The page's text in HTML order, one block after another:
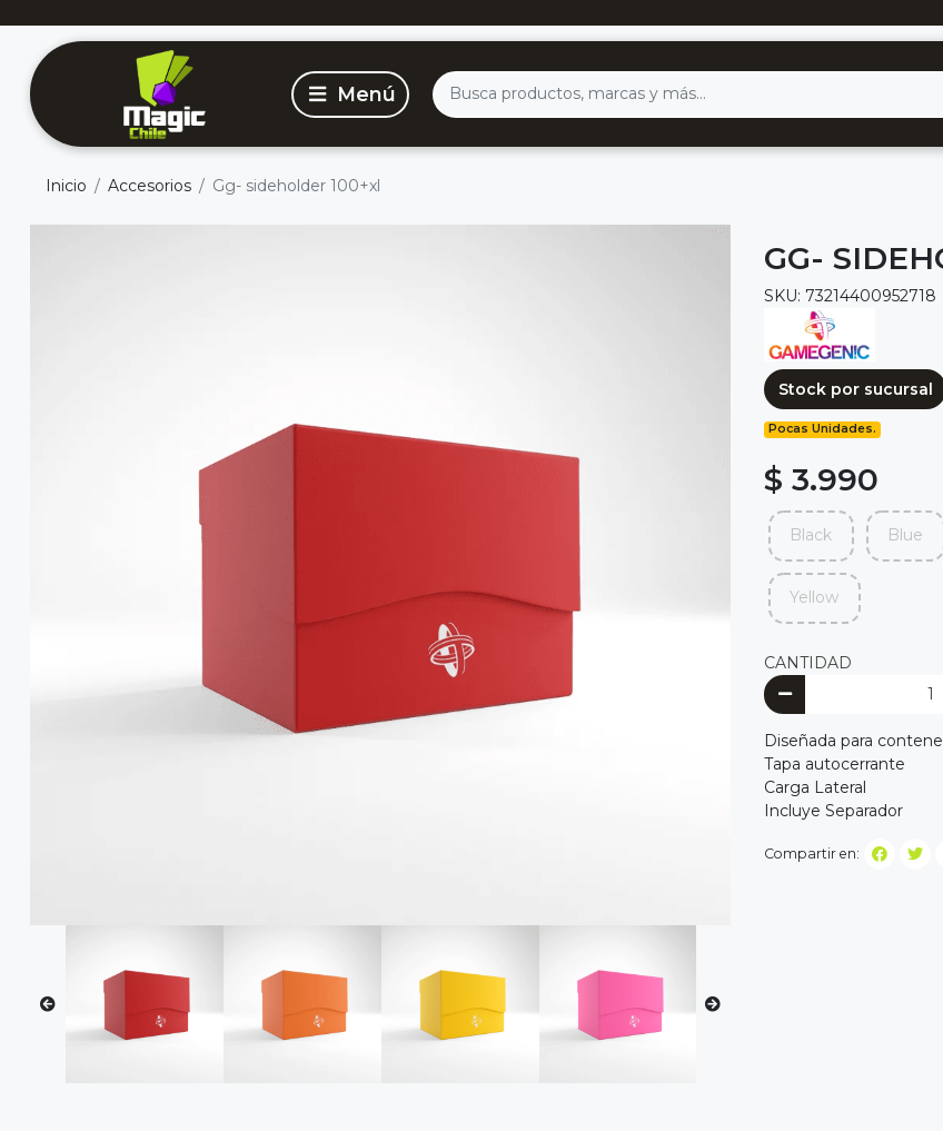
Inicio Accesorios Gg- sideholder 100+xl
GG-
SKU: 73214400952718
Stock por sucursal
Pocas Unidades.
$ 3.990
Black Blue
Yellow
CANTIDAD
Diseñada para
Tapa autocerrante
Carga Lateral
Incluye Separador
Compartir en: